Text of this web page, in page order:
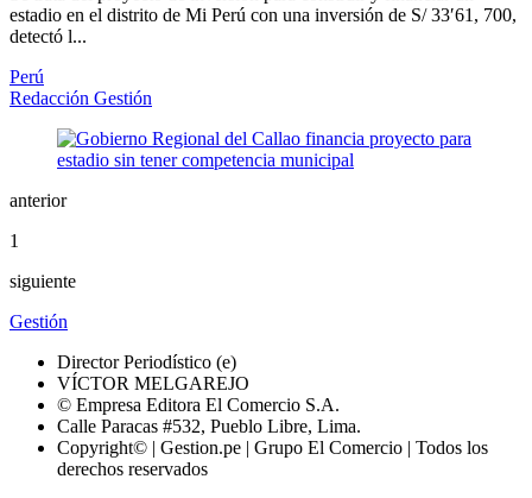
estadio en el distrito de Mi Perú con una inversión de S/ 33′61, 700,
detectó l...
Perú
Redacción Gestión
anterior
1
siguiente
Gestión
Director Periodístico (e)
VÍCTOR MELGAREJO
© Empresa Editora El Comercio S.A.
Calle Paracas #532, Pueblo Libre, Lima.
Copyright© | Gestion.pe | Grupo El Comercio | Todos los
derechos reservados